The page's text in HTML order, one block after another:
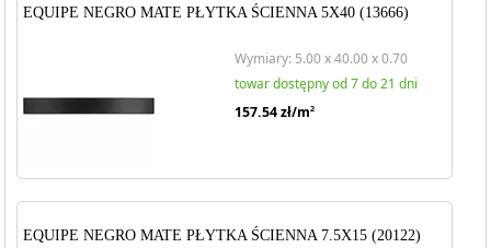
EQUIPE NEGRO MATE PŁYTKA ŚCIENNA 5X40 (13666)
Wymiary: 5.00 x 40.00 x 0.70
towar dostępny od 7 do 21 dni
157.54zł/m2
EQUIPE NEGRO MATE PŁYTKA ŚCIENNA 7.5X15 (20122)